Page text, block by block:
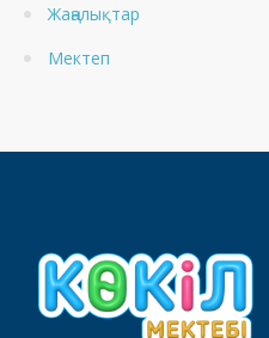
Жаңалықтар
Мектеп